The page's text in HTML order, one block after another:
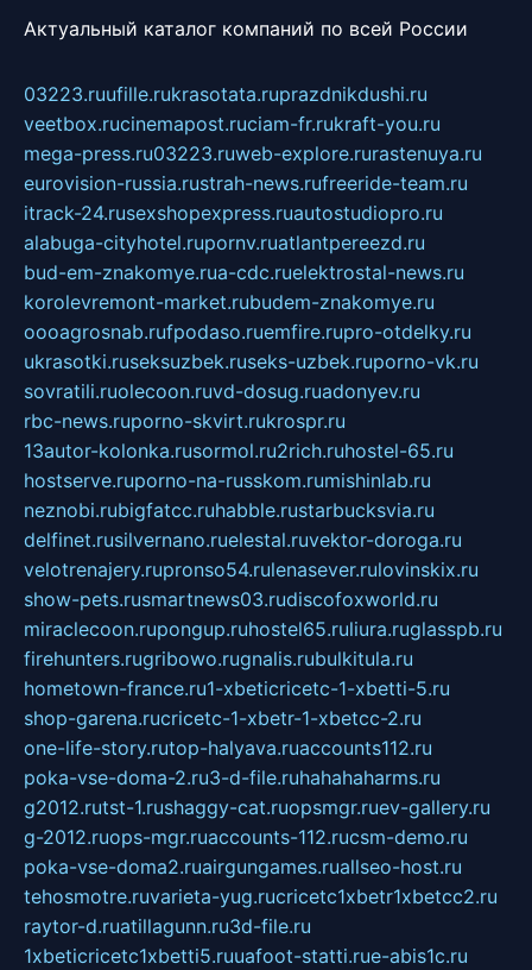
Актуальный каталог компаний по всей России
03223.ruufille.rukrasotata.ruprazdnikdushi.ru
veetbox.rucinemapost.ruciam-fr.rukraft-you.ru
mega-press.ru03223.ruweb-explore.rurastenuya.ru
eurovision-russia.rustrah-news.rufreeride-team.ru
itrack-24.rusexshopexpress.ruautostudiopro.ru
alabuga-cityhotel.rupornv.ruatlantpereezd.ru
bud-em-znakomye.rua-cdc.ruelektrostal-news.ru
korolevremont-market.rubudem-znakomye.ru
oooagrosnab.rufpodaso.ruemfire.rupro-otdelky.ru
ukrasotki.ruseksuzbek.ruseks-uzbek.ruporno-vk.ru
sovratili.ruolecoon.ruvd-dosug.ruadonyev.ru
rbc-news.ruporno-skvirt.rukrospr.ru
13autor-kolonka.rusormol.ru2rich.ruhostel-65.ru
hostserve.ruporno-na-russkom.rumishinlab.ru
neznobi.rubigfatcc.ruhabble.rustarbucksvia.ru
delfinet.rusilvernano.ruelestal.ruvektor-doroga.ru
velotrenajery.rupronso54.rulenasever.rulovinskix.ru
show-pets.rusmartnews03.rudiscofoxworld.ru
miraclecoon.rupongup.ruhostel65.ruliura.ruglasspb.ru
firehunters.rugribowo.rugnalis.rubulkitula.ru
hometown-france.ru1-xbeticricetc-1-xbetti-5.ru
shop-garena.rucricetc-1-xbetr-1-xbetcc-2.ru
one-life-story.rutop-halyava.ruaccounts112.ru
poka-vse-doma-2.ru3-d-file.ruhahahaharms.ru
g2012.rutst-1.rushaggy-cat.ruopsmgr.ruev-gallery.ru
g-2012.ruops-mgr.ruaccounts-112.rucsm-demo.ru
poka-vse-doma2.ruairgungames.ruallseo-host.ru
tehosmotre.ruvarieta-yug.rucricetc1xbetr1xbetcc2.ru
raytor-d.ruatillagunn.ru3d-file.ru
1xbeticricetc1xbetti5.ruuafoot-statti.rue-abis1c.ru